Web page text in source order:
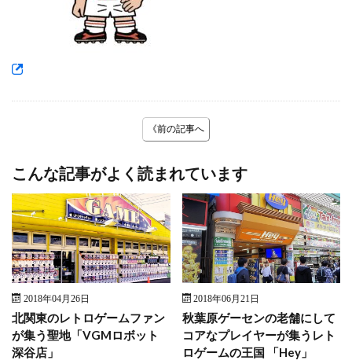
《前の記事へ
こんな記事がよく読まれています
2018年04月26日
北関東のレトロゲームファン
が集う聖地「VGMロボット
深谷店」
2018年06月21日
秋葉原ゲーセンの老舗にして
コアなプレイヤーが集うレト
ロゲームの王国 「Hey」